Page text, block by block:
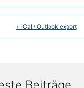
+ iCal / Outlook export
Beiträge